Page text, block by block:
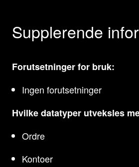
Supplerende
Forutsetninger for bruk:
Ingen forutsetninger
Hvilke datatyper utveksles
Ordre
Kontoer